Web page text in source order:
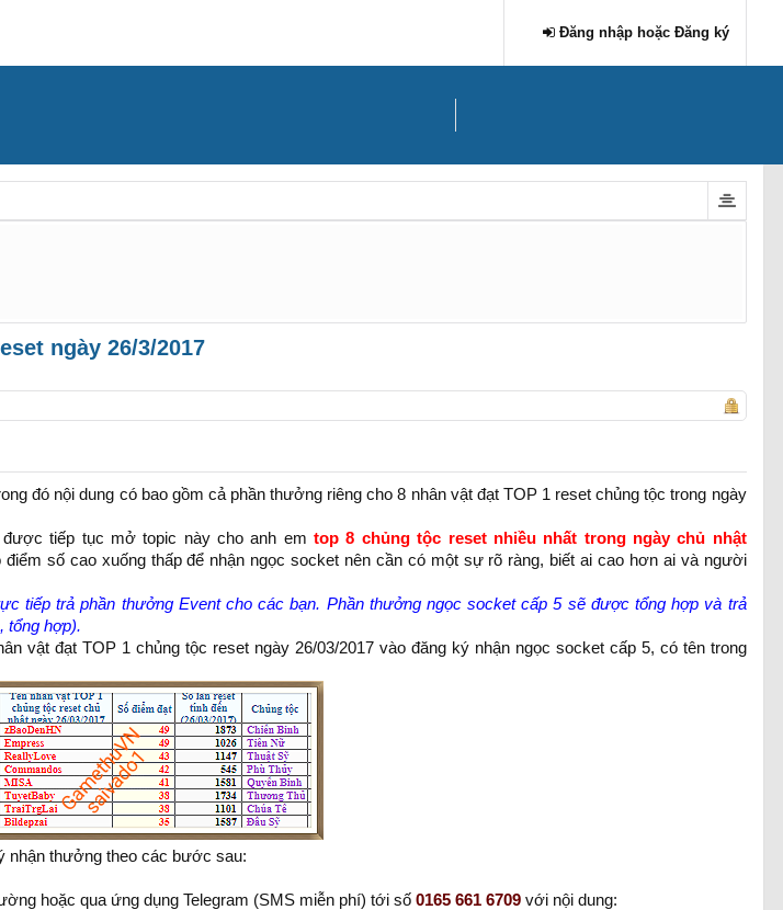
ngày 26/3/2017
đó nội dung có bao gồm cả phần thưởng riêng cho 8 nhân vật đạt TOP 1 reset chủng tộc trong ngày
tiếp tục mở topic này cho anh em top 8 chủng tộc reset nhiều nhất trong ngày chủ nhật
số cao xuống thấp để nhận ngọc socket nên cần có một sự rõ ràng, biết ai cao hơn ai và người
tiếp trả phần thưởng Event cho các bạn. Phần thưởng ngọc socket cấp 5 sẽ được tổng hợp và trả
tổng hợp).
vật đạt TOP 1 chủng tộc reset ngày 26/03/2017 vào đăng ký nhận ngọc socket cấp 5, có tên trong
nhận thưởng theo các bước sau:
hoặc qua ứng dụng Telegram (SMS miễn phí) tới số0165 661 6709với nội dung:
Đăng nhập hoặc Đăng ký